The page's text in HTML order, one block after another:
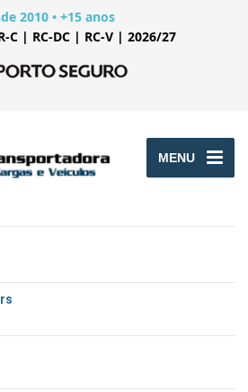
2010 • +15 anos
C | RC-DC | RC-V | 2026/27
MENU